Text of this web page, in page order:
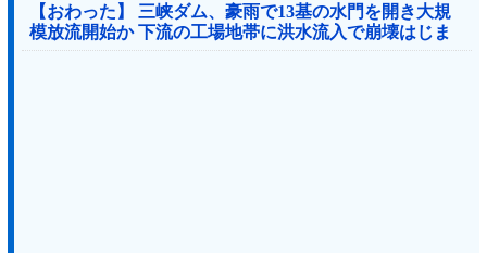
【おわった】 三峡ダム、豪雨で13基の水門を開き大規
模放流開始か 下流の工場地帯に洪水流入で崩壊はじま
る